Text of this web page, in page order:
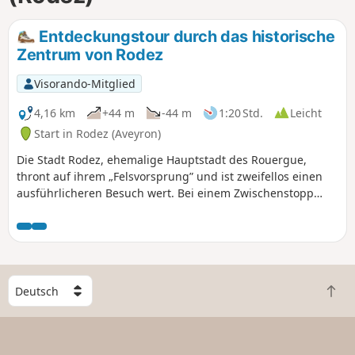
Entdeckungstour durch das historische
Zentrum von Rodez
Visorando-Mitglied
4,16 km
+44 m -44 m 1:20 Std.
Leicht
Start in Rodez (Aveyron)
Die Stadt Rodez, ehemalige Hauptstadt des Rouergue,
thront auf ihrem „Felsvorsprung” und ist zweifellos einen
ausführlicheren Besuch wert. Bei einem Zwischenstopp
symbolträchtige Gebäude des historischen Zentrums
entdecken. Anschließend können Sie noch das Musée
W
ä
h
Z
u